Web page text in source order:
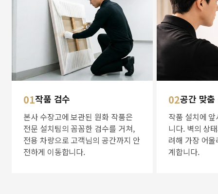
01작품 검수
본사 수장고에 보관된 원화 작품은
전문 설치팀의 꼼꼼한 검수를 거쳐,
전용 차량으로 고객님의 공간까지 안
전하게 이동합니다.
02공간 맞
작품 설치에
니다. 벽의 상
려해 가장 어
계합니다.